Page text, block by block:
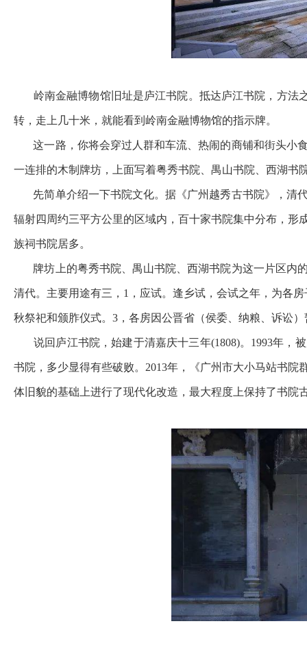
岭南金融博物馆旧址是庐江书院。抵达庐江书院，方法
转，走上几十米，就能看到岭南金融博物馆的指示牌。
这一路，你将会穿过人群和车流、热闹的商铺和街头小
一连排的木制牌坊，上面写着粤秀书院、禺山书院、西湖
先简单介绍一下书院文化。据《广州越秀古书院》，清
辐射四周约三平方公里的区域内，百十家书院集中分布，
族祠书院居多。
牌坊上的粤秀书院、禺山书院、西湖书院为这一片区内
清代。主要用途有三，1，应试。逢乡试，会试之年，为各
秋祭祀和颁胙仪式。3，各房因公晋省（侯委、纳粮、诉讼
说回庐江书院，始建于清嘉庆十三年(1808)。1993年，
书院，多少显得有些破败。2013年，《广州市大小马站书
体旧貌的基础上进行了现代化改造，最大程度上保持了书院